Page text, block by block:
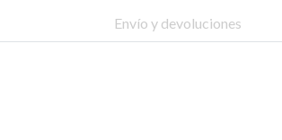
Envío y devoluciones